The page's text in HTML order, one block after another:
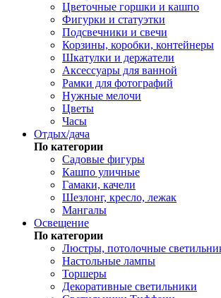
Цветочные горшки и кашпо
Фигурки и статуэтки
Подсвечники и свечи
Корзины, коробки, контейнеры
Шкатулки и держатели
Аксессуары для ванной
Рамки для фотографий
Нужные мелочи
Цветы
Часы
Отдых/дача
По категории
Садовые фигуры
Кашпо уличные
Гамаки, качели
Шезлонг, кресло, лежак
Мангалы
Освещение
По категории
Люстры, потолочные
Настольные лампы
Торшеры
Декоративные светильники